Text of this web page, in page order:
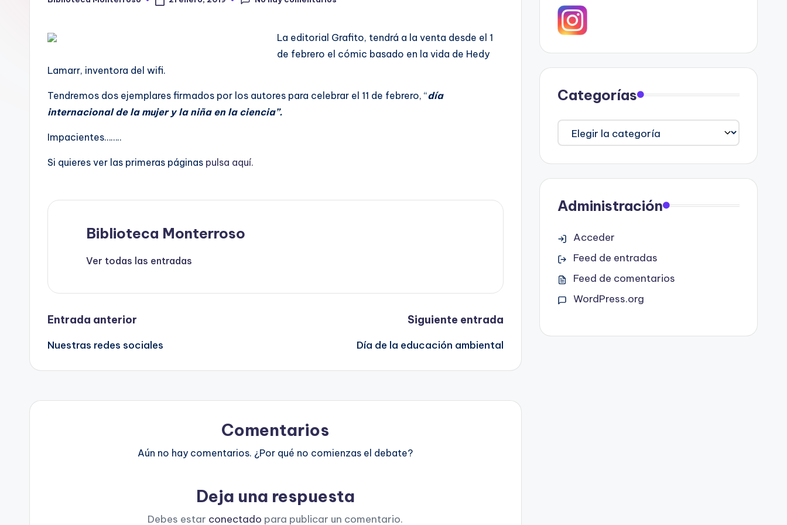
Publicado
La editorial Grafito, tendrá a la venta desde el 1
de febrero el cómic basado en la vida de Hedy
Lamarr, inventora del wifi.
Tendremos dos ejemplares firmados por los autores para celebrar el 11 de febrero, “día
internacional de la mujer y la niña en la ciencia”.
Impacientes……..
Si quieres ver las primeras páginas pulsa aquí.
Biblioteca Monterroso
Ver todas las entradas
Navegación
de
Entrada anterior
Nuestras redes sociales
Siguiente entrada
Día de la educación ambiental
Comentarios
Aún no hay comentarios. ¿Por qué no comienzas el debate?
Deja una respuesta
Debes estar conectado para publicar un comentario.
Categorías
Categorías
Administración
Acceder
Feed de entradas
Feed de comentarios
WordPress.org